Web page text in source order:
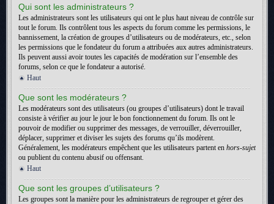
Qui sont les administrateurs ?
Les administrateurs sont les utilisateurs qui ont le plus haut niveau de contrôle sur
tout le forum. Ils contrôlent tous les aspects du forum comme les permissions, le
bannissement, la création de groupes d’utilisateurs ou de modérateurs, etc., selon
les permissions que le fondateur du forum a attribuées aux autres administrateurs.
Ils peuvent aussi avoir toutes les capacités de modération sur l’ensemble des
forums, selon ce que le fondateur a autorisé.
Haut
Que sont les modérateurs ?
Les modérateurs sont des utilisateurs (ou groupes d’utilisateurs) dont le travail
consiste à vérifier au jour le jour le bon fonctionnement du forum. Ils ont le
pouvoir de modifier ou supprimer des messages, de verrouiller, déverrouiller,
déplacer, supprimer et diviser les sujets des forums qu’ils modèrent.
Généralement, les modérateurs empêchent que les utilisateurs partent en hors-sujet
ou publient du contenu abusif ou offensant.
Haut
Que sont les groupes d’utilisateurs ?
Les groupes sont la manière pour les administrateurs de regrouper et gérer des